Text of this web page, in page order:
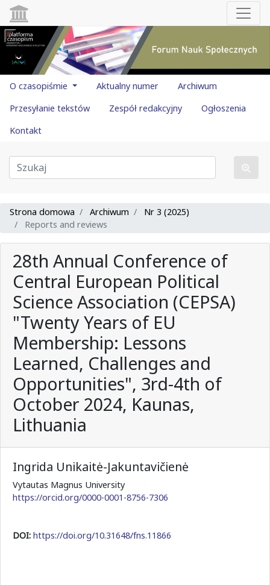
O czasopiśmie Aktualny numer
Archiwum
Przesyłanie tekstów
Zespół redakcyjny
Ogłoszenia
Kontakt
Strona domowa Archiwum
Nr 3 (2025)
Reports and reviews
28th Annual Conference of
Central European Political
Science Association (CEPSA)
"Twenty Years of EU
Membership: Lessons
Learned, Challenges and
Opportunities", 3rd-4th of
October 2024, Kaunas,
Lithuania
Ingrida Unikaitė-Jakuntavičienė
Vytautas Magnus University
https://orcid.org/0000-0001-8756-7306
DOI: https://doi.org/10.31648/fns.11866